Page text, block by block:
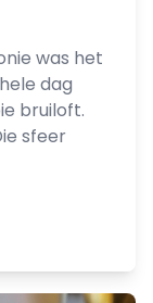
was het
dag
bruiloft.
sfeer